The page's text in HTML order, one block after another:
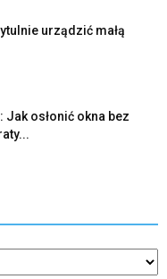
urządzić małą
Jak osłonić okna bez